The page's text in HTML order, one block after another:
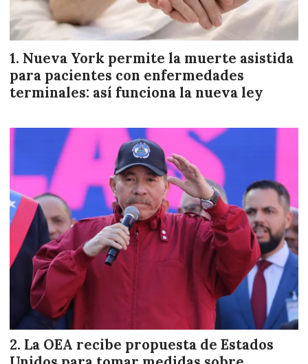
Nueva York permite la muerte asistida
para pacientes con enfermedades
terminales: así funciona la nueva ley
La OEA recibe propuesta de Estados